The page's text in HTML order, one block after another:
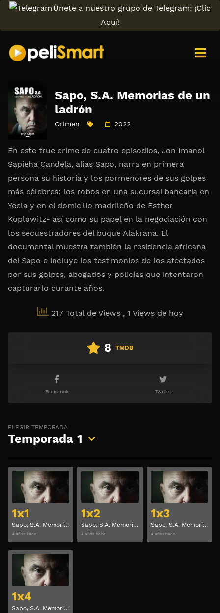
Únete a nuestro grupo de Telegram: ¡Clic
Aquí!
Sapo, S.A. Memorias de un
ladrón
Crimen 2022
En este true crime de cuatro episodios, Jon Imanol
Sapieha Candela, alias Sapo, narra en primera
persona su historia y los pormenores de sus golpes
más célebres: los robos en una sucursal bancaria en
Yecla y en el domicilio madrileño de Esther
Koplowitz- así como su papel en la negociación con
los secuestradores del buque Alakrana. El
documental muestra también la residencia africana
del Sapo e incluye los testimonios de los afectados
por sus golpes, abogados y policías que intentaron
capturarlo durante años.
217 Total de Views , 1 Views de hoy
8 TMDB
Facebook Twitter
ELEGIR TEMPORADA
Temporada 1
1x1
Sapo, S.A. Memorias de un ladrón Temporada 1 Capitulo 1
4 años hace
Ver
1x2
Sapo, S.A. Memorias de un ladrón Temporada 1 Capitulo 2
4 años hace
Ver
1x3
Sapo, S.A. Memorias de un ladrón Temporada 1 Capitulo 3
4 años hace
1x4
Sapo, S.A. Memorias de un ladrón Temporada 1 Capitulo 4